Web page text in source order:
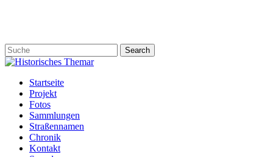
content
Search
Close
search
Menu
Startseite
Projekt
Fotos
Sammlungen
Straßennamen
Chronik
Kontakt